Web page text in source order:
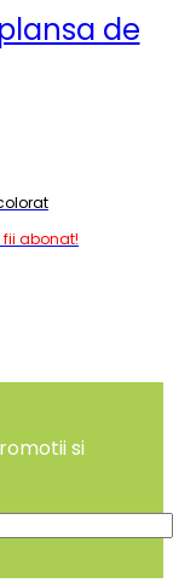
de
abonat!
si